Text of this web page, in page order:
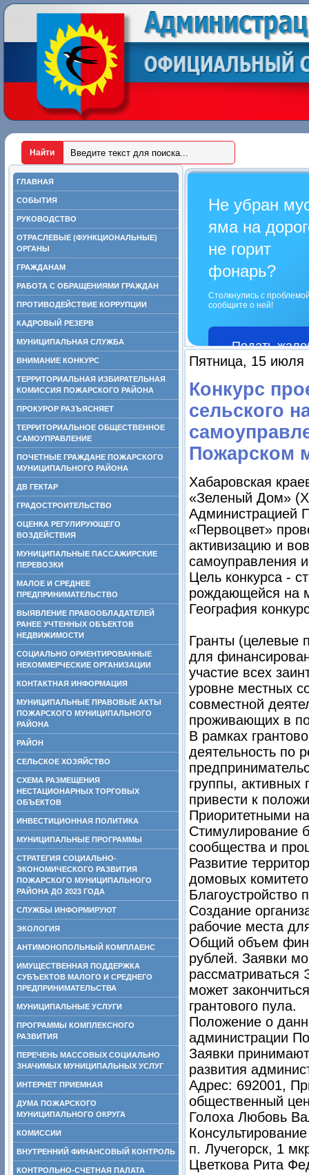
ГЛАВНАЯ
СОБЫТИЯ
РУКОВОДСТВО
ОТРАСЛЕВЫЕ (ФУНКЦИОНАЛЬНЫЕ)
ОРГАНЫ
ГРАЖДАНАМ
РАБОТА С ОБРАЩЕНИЯМИ ГРАЖДАН
ПРОТИВОДЕЙСТВИЕ КОРРУПЦИИ
КАДРОВЫЙ РЕЗЕРВ
МУНИЦИПАЛЬНАЯ СЛУЖБА
ВНИМАНИЕ КОНКУРС
ТЕРРИТОРИАЛЬНАЯ ИЗБИРАТЕЛЬНАЯ
КОМИССИЯ ПОЖАРСКОГО РАЙОНА
ПРОКУРОР РАЗЪЯСНЯЕТ
ТЕРРИТОРИАЛЬНОЕ ОБЩЕСТВЕННОЕ
САМОУПРАВЛЕНИЕ
ПОЧЕТНЫЕ ГРАЖДАНЕ ПОЖАРСКОГО
МУНИЦИПАЛЬНОГО РАЙОНА
ДВ ГЕКТАР
ГРАДОСТРОИТЕЛЬСТВО
ОЦЕНКА РЕГУЛИРУЮЩЕГО
ВОЗДЕЙСТВИЯ
МУНИЦИПАЛЬНЫЕ ПАССАЖИРСКИЕ
ПЕРЕВОЗКИ
МАЛОЕ И СРЕДНЕЕ
ПРЕДПРИНИМАТЕЛЬСТВО
ВЫЯВЛЕНИЕ ПРАВООБЛАДАТЕЛЕЙ
РАНЕЕ УЧТЕННЫХ ОБЪЕКТОВ
НЕДВИЖИМОСТИ
СОЦИАЛЬНО ОРИЕНТИРОВАННЫЕ
НЕКОММЕРЧЕСКИЕ ОРГАНИЗАЦИИ
КОНТАКТНАЯ ИНФОРМАЦИЯ
МУНИЦИПАЛЬНЫЕ ПРАВОВЫЕ АКТЫ
ПОЖАРСКОГО МУНИЦИПАЛЬНОГО
РАЙОНА
РАЙОН
СЕЛЬСКОЕ ХОЗЯЙСТВО
СХЕМА РАЗМЕЩЕНИЯ
НЕСТАЦИОНАРНЫХ ТОРГОВЫХ
ОБЪЕКТОВ
ИНВЕСТИЦИОННАЯ ПОЛИТИКА
МУНИЦИПАЛЬНЫЕ ПРОГРАММЫ
СТРАТЕГИЯ СОЦИАЛЬНО-
ЭКОНОМИЧЕСКОГО РАЗВИТИЯ
ПОЖАРСКОГО МУНИЦИПАЛЬНОГО
РАЙОНА ДО 2023 ГОДА
СЛУЖБЫ ИНФОРМИРУЮТ
ЭКОЛОГИЯ
АНТИМОНОПОЛЬНЫЙ КОМПЛАЕНС
ИМУЩЕСТВЕННАЯ ПОДДЕРЖКА
СУБЪЕКТОВ МАЛОГО И СРЕДНЕГО
ПРЕДПРИНИМАТЕЛЬСТВА
МУНИЦИПАЛЬНЫЕ УСЛУГИ
ПРОГРАММЫ КОМПЛЕКСНОГО
РАЗВИТИЯ
ПЕРЕЧЕНЬ МАССОВЫХ СОЦИАЛЬНО
ЗНАЧИМЫХ МУНИЦИПАЛЬНЫХ УСЛУГ
ИНТЕРНЕТ ПРИЕМНАЯ
ДУМА ПОЖАРСКОГО
МУНИЦИПАЛЬНОГО ОКРУГА
КОМИССИИ
ВНУТРЕННИЙ ФИНАНСОВЫЙ КОНТРОЛЬ
КОНТРОЛЬНО-СЧЕТНАЯ ПАЛАТА
Не убран
яма на
не горит
фонарь?
Столкнулись с
сообщите о ней!
Подать
Пятница, 15 июля
Конкурс
сельского
Пожарском
Хабаровская
«Зеленый Дом»
Администрацией
«Первоцвет»
активизацию и
самоуправления
Цель конкурса -
рождающейся на
География
Гранты (целевые
для
участие всех
уровне местных
совместной
проживающих в
В рамках
деятельность по
группы, активных
привести к
Приоритетными
Стимулирование
сообщества и
Развитие
домовых
Благоустройство
Создание
рабочие места
Общий объем
рублей. Заявки
рассматриваться
может
грантового пула.
Положение о
администрации
Заявки
развития
Адрес: 692001,
общественный
Голоха Любовь
п. Лучегорск, 1
Цветкова Рита